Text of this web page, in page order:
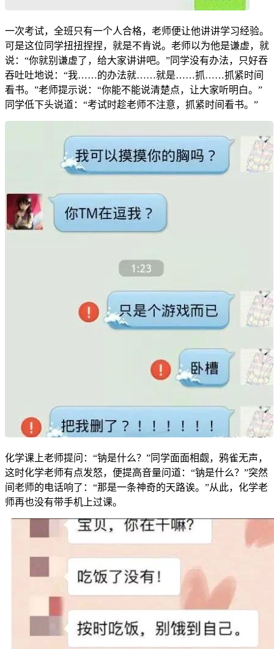
一次考试，全班只有一个人合格，老师便让他讲讲学习经验。
可是这位同学扭扭捏捏，就是不肯说。老师以为他是谦虚，就
说：“你就别谦虚了，给大家讲讲吧。”同学没有办法，只好吞
吞吐吐地说：“我……的办法就……就是……抓……抓紧时间
看书。”老师提示说：“你能不能说清楚点，让大家听明白。”
同学低下头说道：“考试时趁老师不注意，抓紧时间看书。”
化学课上老师提问：“钠是什么？”同学面面相觑，鸦雀无声，
这时化学老师有点发怒，便提高音量问道：“钠是什么？”突然
间老师的电话响了：“那是一条神奇的天路诶。”从此，化学老
师再也没有带手机上过课。